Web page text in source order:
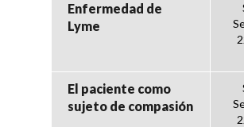
Enfermedad de
Lyme
El paciente como
sujeto de compasión